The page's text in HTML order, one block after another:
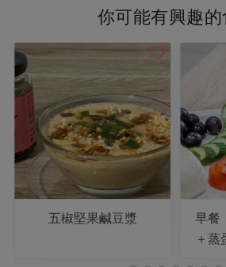
你可能有興趣的
五椒堅果鹹豆漿
早餐
＋蒸